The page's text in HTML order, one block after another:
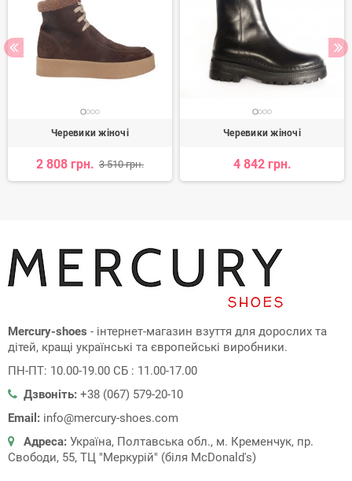
Черевики жіночі
2 808 грн. 3 510 грн.
Черевики жіночі
4 842 грн.
Mercury-shoes - інтернет-магазин взуття для дорослих та
дітей, кращі українські та європейські виробники.
ПН-ПТ: 10.00-19.00 СБ : 11.00-17.00
Дзвоніть: +38 (067) 579-20-10
Email: info@mercury-shoes.com
Адреса: Україна, Полтавська обл., м. Кременчук, пр.
Свободи, 55, ТЦ "Меркурій" (біля McDonald's)